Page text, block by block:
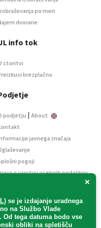
×
se je izdajanje uradnega
na Službo Vlade
. Od tega datuma bodo vse
obliki na spletišču
po meri
dvorane
info tok
storitvi
brezplačno
podjetju | About
javnega značaja
pogoji
o varstvu osebnih podatkov